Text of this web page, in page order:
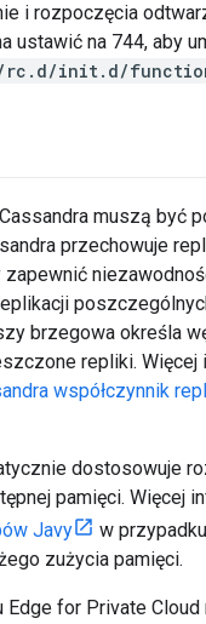
i rozpoczęcia
ustawić na 744, aby
rc.d/init.d/
muszą być
przechowuje
zapewnić
brzegowa określa
repliki. Więcej
współczynnik
dostosowuje
pamięci. Więcej
Javy
w
zużycia pamięci.
Edge for Private